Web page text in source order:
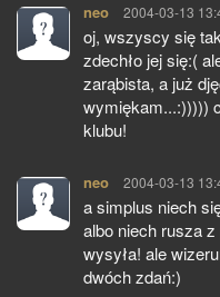
neo pisze:
2004-03-13
oj, wszyscy się
zdechło jej się:(
zarąbista, a już
wymiękam...:)))))
klubu!
neo pisze:
2004-03-13
a simplus niech
albo niech rusza
wysyła! ale
dwóch zdań:)